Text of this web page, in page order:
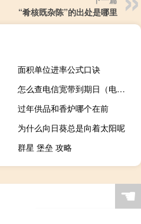
“肴核既杂陈”的出处是哪里
面积单位进率公式口诀
怎么查电信宽带到期日（电信宽带查询到期时间）
过年供品和香炉哪个在前
为什么向日葵总是向着太阳呢
群星 堡垒 攻略
☚